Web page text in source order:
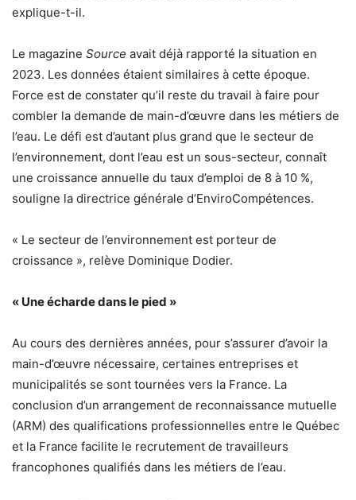
explique-t-il.
Le magazine Source avait déjà rapporté la situation en
2023. Les données étaient similaires à cette époque.
Force est de constater qu’il reste du travail à faire pour
combler la demande de main-d’œuvre dans les métiers de
l’eau. Le défi est d’autant plus grand que le secteur de
l’environnement, dont l’eau est un sous-secteur, connaît
une croissance annuelle du taux d’emploi de 8 à 10 %,
souligne la directrice générale d’EnviroCompétences.
« Le secteur de l’environnement est porteur de
croissance », relève Dominique Dodier.
« Une écharde dans le pied »
Au cours des dernières années, pour s’assurer d’avoir la
main-d’œuvre nécessaire, certaines entreprises et
municipalités se sont tournées vers la France. La
conclusion d’un arrangement de reconnaissance mutuelle
(ARM) des qualifications professionnelles entre le Québec
et la France facilite le recrutement de travailleurs
francophones qualifiés dans les métiers de l’eau.